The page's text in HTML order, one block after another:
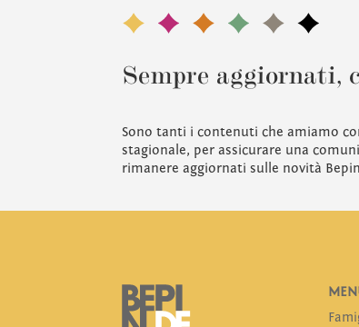
Sempre aggiornati,
Sono tanti i contenuti che amiamo
stagionale, per assicurare una
rimanere aggiornati sulle novità